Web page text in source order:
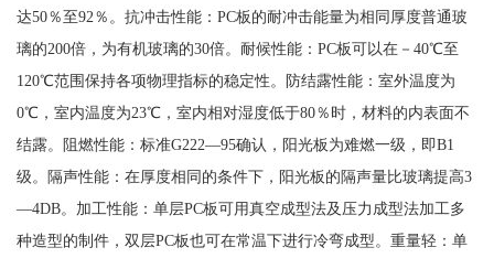
达50％至92％。抗冲击性能：PC板的耐冲击能量为相同厚度普通玻
璃的200倍，为有机玻璃的30倍。耐候性能：PC板可以在－40℃至
120℃范围保持各项物理指标的稳定性。防结露性能：室外温度为
0℃，室内温度为23℃，室内相对湿度低于80％时，材料的内表面不
结露。阻燃性能：标准G222—95确认，阳光板为难燃一级，即B1
级。隔声性能：在厚度相同的条件下，阳光板的隔声量比玻璃提高3
—4DB。加工性能：单层PC板可用真空成型法及压力成型法加工多
种造型的制件，双层PC板也可在常温下进行冷弯成型。重量轻：单